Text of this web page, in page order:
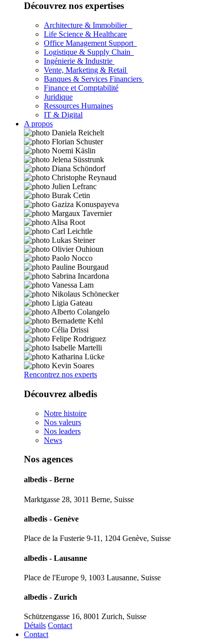
Découvrez nos expertises
Architecture & Immobilier
Life Science & Healthcare
Office Management Support
Logistique & Supply Chain
Ingénierie & Industrie
Vente, Marketing & Retail
Banques & Services Financiers
Finance et Comptabilité
Juridique
Ressources Humaines
IT & Digital
A propos
Rencontrez nos experts
Découvrez albedis
Notre histoire
Nos valeurs
Nos leaders
News
Nos agences
albedis - Berne
Marktgasse 28, 3011 Berne, Suisse
albedis - Genève
Place de la Fusterie 9-11, 1204 Genève, Suisse
albedis - Lausanne
Place de l'Europe 9, 1003 Lausanne, Suisse
albedis - Zurich
Schützengasse 16, 8001 Zurich, Suisse
Détails Contact
Contact